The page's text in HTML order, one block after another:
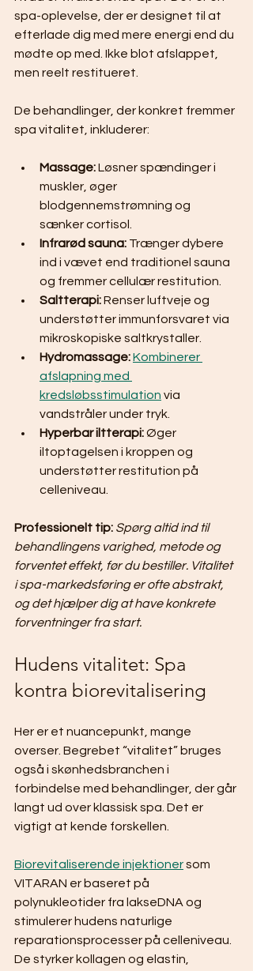
spa-oplevelse, der er designet til at
efterlade dig med mere energi end du
mødte op med. Ikke blot afslappet,
men reelt restitueret.
De behandlinger, der konkret fremmer
spa vitalitet, inkluderer:
Massage: Løsner spændinger i
muskler, øger
blodgennemstrømning og
sænker cortisol.
Infrarød sauna: Trænger dybere
ind i vævet end traditionel sauna
og fremmer cellulær restitution.
Saltterapi: Renser luftveje og
understøtter immunforsvaret via
mikroskopiske saltkrystaller.
Hydromassage:Kombinerer
afslapning med
kredsløbsstimulation via
vandstråler under tryk.
Hyperbar iltterapi: Øger
iltoptagelsen i kroppen og
understøtter restitution på
celleniveau.
Professionelt tip: Spørg altid ind til
behandlingens varighed, metode og
forventet effekt, før du bestiller. Vitalitet
i spa-markedsføring er ofte abstrakt,
og det hjælper dig at have konkrete
forventninger fra start.
Hudens vitalitet: Spa
kontra biorevitalisering
Her er et nuancepunkt, mange
overser. Begrebet “vitalitet” bruges
også i skønhedsbranchen i
forbindelse med behandlinger, der går
langt ud over klassisk spa. Det er
vigtigt at kende forskellen.
Biorevitaliserende injektioner som
VITARAN er baseret på
polynukleotider fra lakseDNA og
stimulerer hudens naturlige
reparationsprocesser på celleniveau.
De styrker kollagen og elastin,